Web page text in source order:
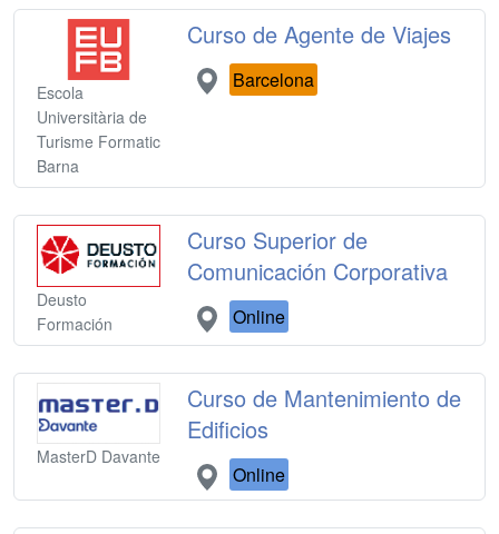
Escola
Universitària de
Turisme Formatic
Barna
Curso de Agente de Viajes
Barcelona
Deusto
Formación
Curso Superior de
Comunicación Corporativa
Online
MasterD Davante
Curso de Mantenimiento de
Edificios
Online